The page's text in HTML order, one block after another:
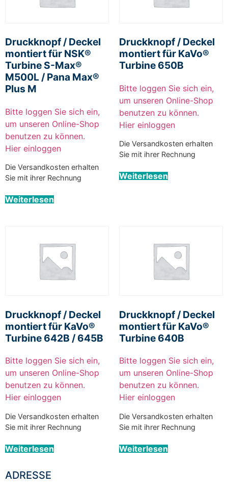
Druckknopf / Deckel
montiert für NSK®
Turbine S-Max®
M500L / Pana Max®
Plus M
Bitte loggen Sie sich ein,
um unseren Online-Shop
benutzen zu können.
Hier einloggen
Die Versandkosten erhalten
Sie mit ihrer Rechnung
Weiterlesen
Druckknopf / Deckel
montiert für KaVo®
Turbine 650B
Bitte loggen Sie sich ein,
um unseren Online-Shop
benutzen zu können.
Hier einloggen
Die Versandkosten erhalten
Sie mit ihrer Rechnung
Weiterlesen
Druckknopf / Deckel
montiert für KaVo®
Turbine 642B / 645B
Bitte loggen Sie sich ein,
um unseren Online-Shop
benutzen zu können.
Hier einloggen
Die Versandkosten erhalten
Sie mit ihrer Rechnung
Weiterlesen
Druckknopf / Deckel
montiert für KaVo®
Turbine 640B
Bitte loggen Sie sich ein,
um unseren Online-Shop
benutzen zu können.
Hier einloggen
Die Versandkosten erhalten
Sie mit ihrer Rechnung
Weiterlesen
ADRESSE